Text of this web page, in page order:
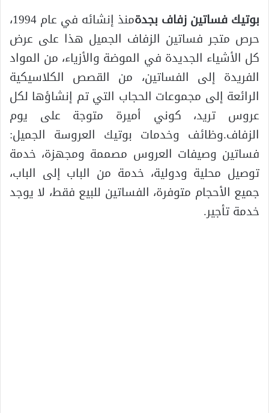
بوتيك فساتين زفاف بجدة
منذ إنشائه في عام 1994،
حرص متجر فساتين الزفاف الجميل هذا على عرض
كل الأشياء الجديدة في الموضة والأزياء، من المواد
الفريدة إلى الفساتين، من القصص الكلاسيكية
الرائعة إلى مجموعات الحجاب التي تم إنشاؤها لكل
عروس تريد، كوني أميرة متوجة على يوم
الزفاف.وظائف وخدمات بوتيك العروسة الجميل:
فساتين وصيفات العروس مصممة ومجهزة، خدمة
توصيل محلية ودولية، خدمة من الباب إلى الباب،
جميع الأحجام متوفرة، الفساتين للبيع فقط، لا يوجد
خدمة تأجير.